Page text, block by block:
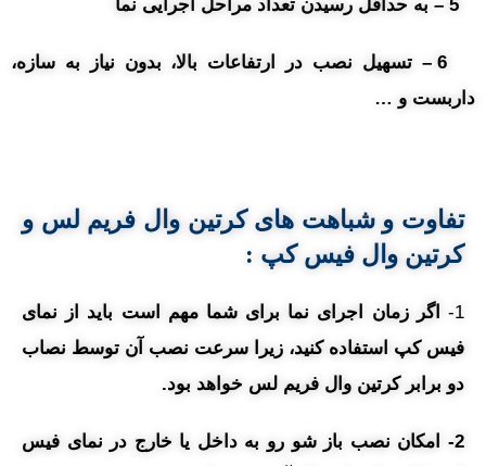
6 – تسهیل نصب در ارتفاعات بالا، بدون نیاز به سازه،
داربست و …
تفاوت و شباهت های کرتین وال فریم لس و
کرتین وال فیس کپ :
1-
اگر زمان اجرای نما برای شما مهم است باید از نمای
فیس کپ استفاده کنید، زیرا سرعت نصب آن توسط نصاب
دو برابر کرتین وال فریم لس خواهد بود.
2- امکان نصب باز شو رو به داخل یا خارج در نمای فیس